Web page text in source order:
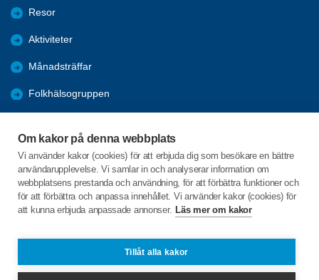
Om kakor på denna webbplats
Vi använder kakor (cookies) för att erbjuda dig som besökare en bättre
användarupplevelse. Vi samlar in och analyserar information om
webbplatsens prestanda och användning, för att förbättra funktioner och
för att förbättra och anpassa innehållet. Vi använder kakor (cookies) för
att kunna erbjuda anpassade annonser. Läs mer om kakor
Tillåt alla kakor
Resor
Aktiviteter
Månadsträffar
Folkhälsogruppen
Förmåner
C/o:Ralph Algotsson